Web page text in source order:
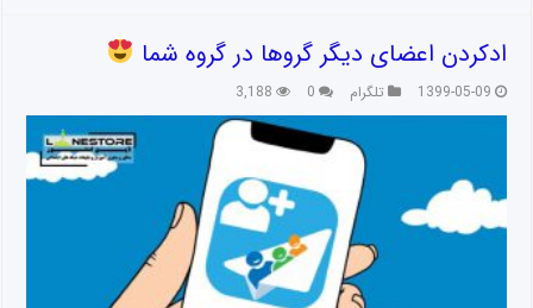
ادکردن اعضای دیگر گروها در گروه شما
1399-05-09 تلگرام 0
3,188